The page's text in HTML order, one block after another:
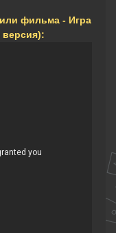
фильма - Игра
версия):